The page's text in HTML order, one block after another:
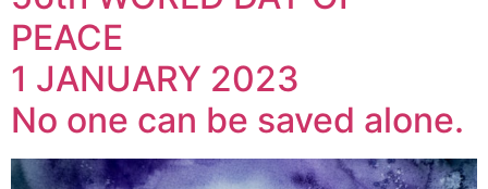
PEACE
1 JANUARY 2023
No one can be saved alone.